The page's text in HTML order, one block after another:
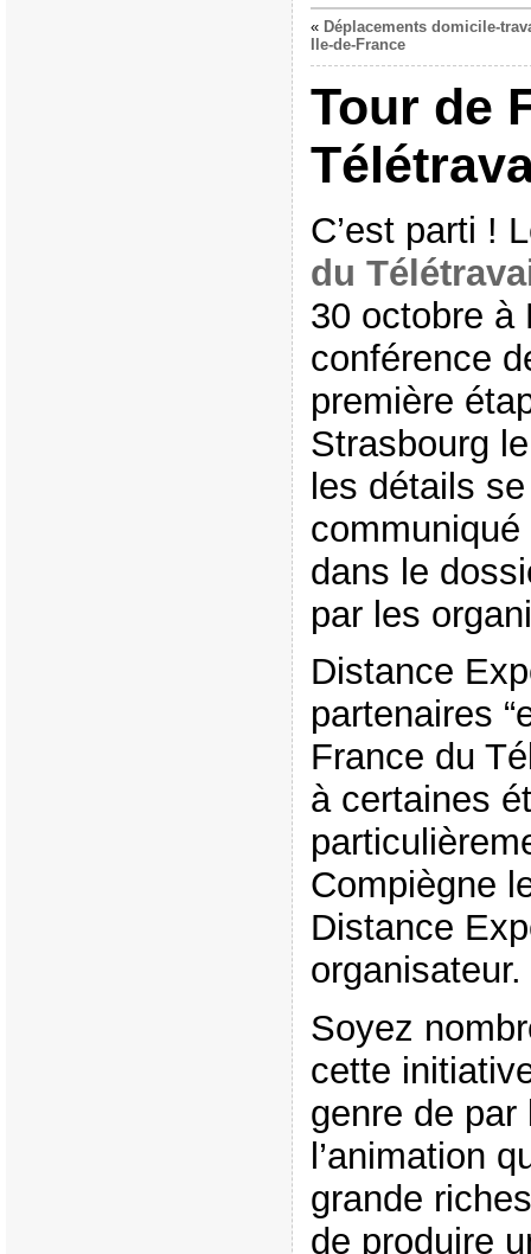
« Déplacements domicile-
Ile-de-France
Tour de
C’est parti !
du
30 octobre à
conférence
première
Strasbourg
les détails
dans le
par les
Distance
partenaires
France du
à certaines
Compiègne
Distance
organisateur.
Soyez
cette
genre de
l’animation
grande
de produire